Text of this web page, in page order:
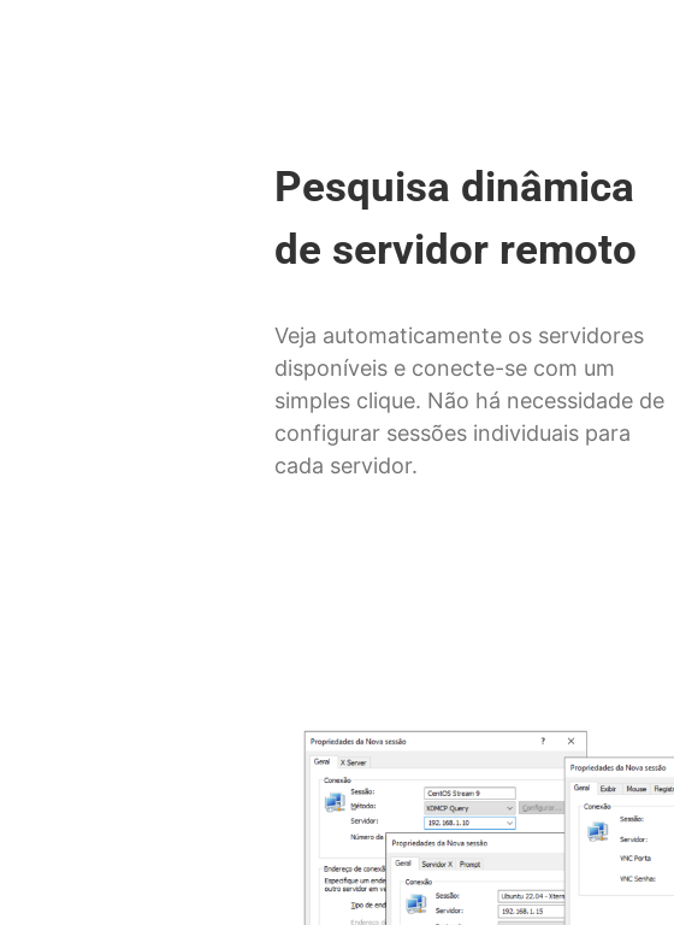
Pesquisa dinâmica
de servidor remoto
Veja automaticamente os servidores
disponíveis e conecte-se com um
simples clique. Não há necessidade de
configurar sessões individuais para
cada servidor.